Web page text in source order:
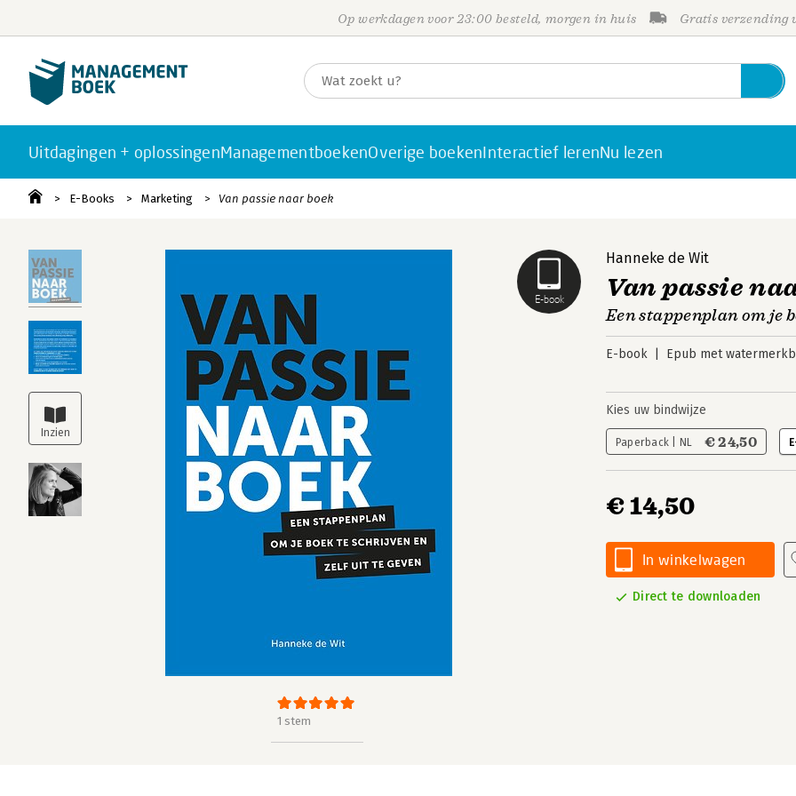
Op werkdagen voor 23:00 besteld, morgen in huis Gratis verzending
Uitdagingen + oplossingenManagementboekenOverige boekenInteractief lerenNu lezen
E-Books Marketing Van passie naar boek
E-book
1 stem
Hanneke de Wit
Van passie
Een stappenplan om je
E-book Epub met
Kies uw bindwijze
Paperback | NL € 24,50
€ 14,50
In winkelwagen
Direct te downloaden